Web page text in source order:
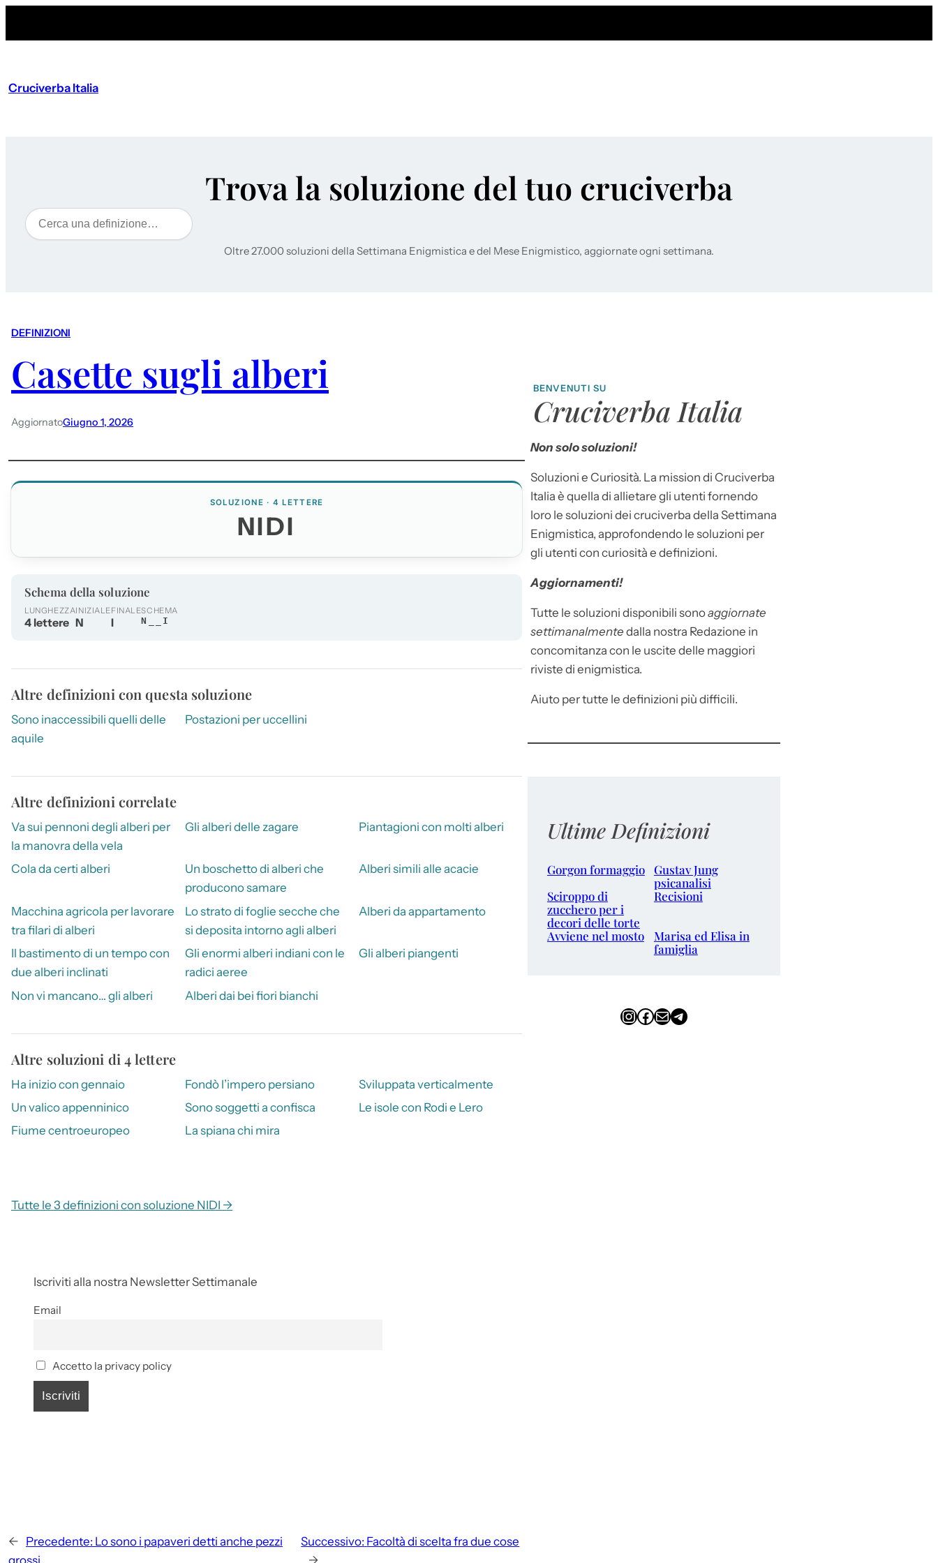
Cruciverba Italia
Trova la soluzione del tuo cruciverba
Cerca
Oltre 27.000 soluzioni della Settimana Enigmistica e del Mese Enigmistico, aggiornate ogni settimana.
DEFINIZIONI
Casette sugli alberi
AggiornatoGiugno 1, 2026
SOLUZIONE · 4 LETTERE
NIDI
Schema della soluzione
LUNGHEZZA
4 lettere
INIZIALE
N
FINALE
I
SCHEMA
N__I
Altre definizioni con questa soluzione
Sono inaccessibili quelli delle
aquile
Postazioni per uccellini
Altre definizioni correlate
Va sui pennoni degli alberi per
la manovra della vela
Gli alberi delle zagare Piantagioni con molti alberi
Cola da certi alberi
Un boschetto di alberi che
producono samare
Alberi simili alle acacie
Macchina agricola per lavorare
tra filari di alberi
Lo strato di foglie secche che
si deposita intorno agli alberi
Alberi da appartamento
Il bastimento di un tempo con
due alberi inclinati
Gli enormi alberi indiani con le
radici aeree
Gli alberi piangenti
Non vi mancano… gli alberi Alberi dai bei fiori bianchi
Altre soluzioni di 4 lettere
Ha inizio con gennaio Fondò l’impero persiano
Sviluppata verticalmente
Un valico appenninico
Sono soggetti a confisca
Le isole con Rodi e Lero
Fiume centroeuropeo
La spiana chi mira
Tutte le 3 definizioni con soluzione NIDI →
Iscriviti alla nostra Newsletter Settimanale
Email
Accetto la privacy policy
← Precedente: Lo sono i papaveri detti anche pezzi
Successivo: Facoltà di scelta fra due cose
BENVENUTI SU
Cruciverba Italia
Non solo soluzioni!
Soluzioni e Curiosità. La mission di Cruciverba
Italia è quella di allietare gli utenti fornendo
loro le soluzioni dei cruciverba della Settimana
Enigmistica, approfondendo le soluzioni per
gli utenti con curiosità e definizioni.
Aggiornamenti!
Tutte le soluzioni disponibili sonoaggiornate
settimanalmente dalla nostra Redazione in
concomitanza con le uscite delle maggiori
riviste di enigmistica.
Aiuto per tutte le definizioni più difficili.
Ultime Definizioni
Gorgon formaggio Gustav Jung
psicanalisi
Sciroppo di
zucchero per i
decori delle torte
Recisioni
Avviene nel mosto
Marisa ed Elisa in
famiglia
InstagramFacebook Email Telegram